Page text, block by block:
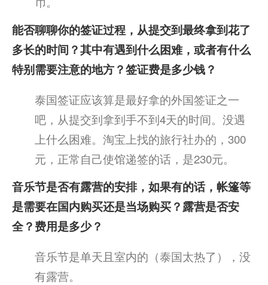
能否聊聊你的签证过程，从提交到最终拿到花了
多长的时间？其中有遇到什么困难，或者有什么
特别需要注意的地方？签证费是多少钱？
泰国签证应该算是最好拿的外国签证之一
吧，从提交到拿到手不到4天的时间。没遇
上什么困难。淘宝上找的旅行社办的，300
元，正常自己使馆递签的话，是230元。
音乐节是否有露营的安排，如果有的话，帐篷等
是需要在国内购买还是当场购买？露营是否安
全？费用是多少？
音乐节是单天且室内的（泰国太热了），没
有露营。